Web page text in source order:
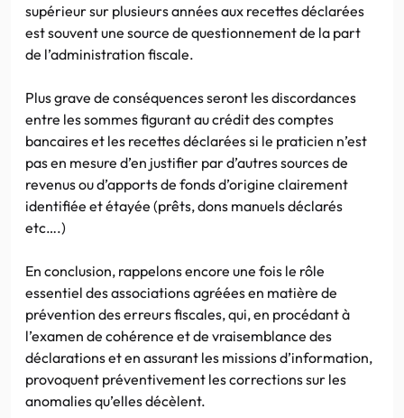
supérieur sur plusieurs années aux recettes déclarées
est souvent une source de questionnement de la part
de l’administration fiscale.
Plus grave de conséquences seront les discordances
entre les sommes figurant au crédit des comptes
bancaires et les recettes déclarées si le praticien n’est
pas en mesure d’en justifier par d’autres sources de
revenus ou d’apports de fonds d’origine clairement
identifiée et étayée (prêts, dons manuels déclarés
etc….)
En conclusion, rappelons encore une fois le rôle
essentiel des associations agréées en matière de
prévention des erreurs fiscales, qui, en procédant à
l’examen de cohérence et de vraisemblance des
déclarations et en assurant les missions d’information,
provoquent préventivement les corrections sur les
anomalies qu’elles décèlent.